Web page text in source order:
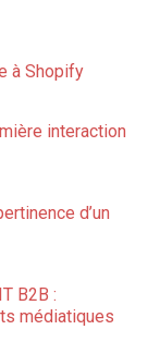
à Shopify
interaction
d’un
B2B :
médiatiques